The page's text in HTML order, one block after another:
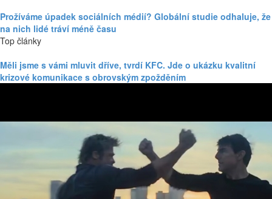
Prožíváme úpadek sociálních médií? Globální studie odhaluje, že
na nich lidé tráví méně času
Top články
Měli jsme s vámi mluvit dříve, tvrdí KFC. Jde o ukázku kvalitní
krizové komunikace s obrovským zpožděním